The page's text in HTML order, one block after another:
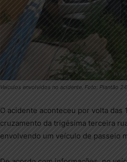
Veículos envolvidos no acidente. Foto: Plantão
O acidente aconteceu por volta
cruzamento da trigésima terceira
envolvendo um veículo de passeio